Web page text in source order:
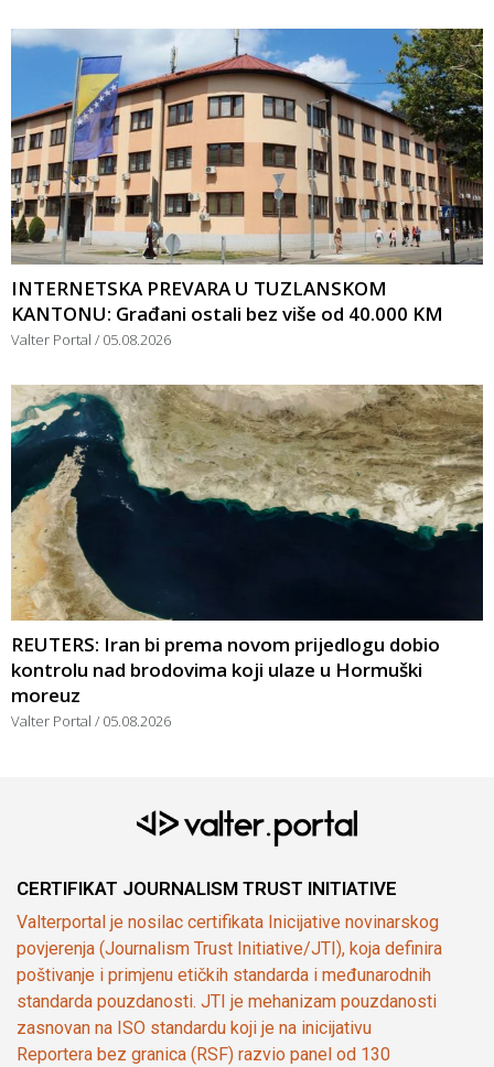
INTERNETSKA PREVARA U TUZLANSKOM
KANTONU: Građani ostali bez više od 40.000 KM
Valter Portal 05.08.2026
REUTERS: Iran bi prema novom prijedlogu dobio
kontrolu nad brodovima koji ulaze u Hormuški
moreuz
Valter Portal 05.08.2026
CERTIFIKAT JOURNALISM TRUST INITIATIVE
Valterportal je nosilac certifikata Inicijative novinarskog
povjerenja (Journalism Trust Initiative/JTI), koja definira
poštivanje i primjenu etičkih standarda i međunarodnih
standarda pouzdanosti. JTI je mehanizam pouzdanosti
zasnovan na ISO standardu koji je na inicijativu
Reportera bez granica (RSF) razvio panel od 130